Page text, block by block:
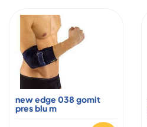
new edge 038 gomit
pres blu m